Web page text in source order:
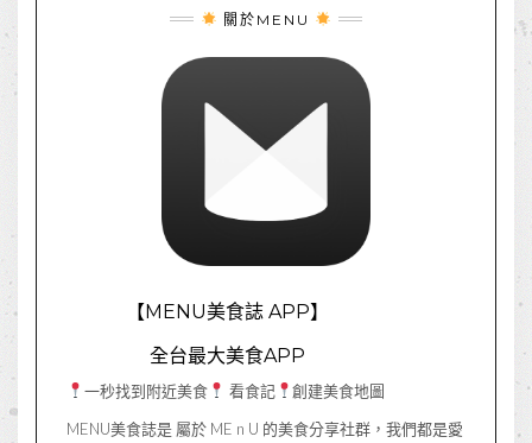
關於MENU
【MENU美食誌 APP】
全台最大美食APP
一秒找到附近美食 看食記
創建美食地圖
MENU美食誌是 屬於 ME n U 的美食分享社群，我們都是愛